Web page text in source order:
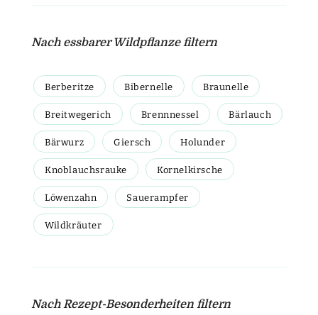
Nach essbarer Wildpflanze filtern
Berberitze Bibernelle Braunelle
Breitwegerich Brennnessel Bärlauch
Bärwurz Giersch Holunder
Knoblauchsrauke Kornelkirsche
Löwenzahn Sauerampfer
Wildkräuter
Nach Rezept-Besonderheiten filtern